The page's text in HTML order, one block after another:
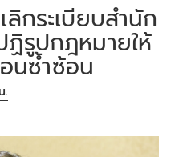
กระเบียบสำนัก
รูปกฎหมายให้
นซ้ำซ้อน
.